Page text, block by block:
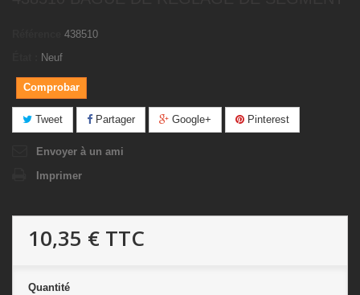
438510
Neuf
Comprobar
Tweet Partager Google+ Pinterest
Envoyer à un ami
Imprimer
10,35 € TTC
Quantité